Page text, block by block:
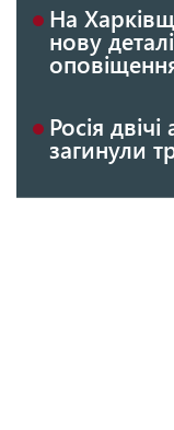
На
нову
Росія
загинули